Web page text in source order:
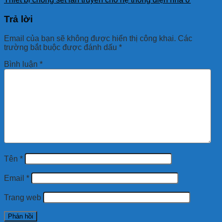
Trả lời
Email của bạn sẽ không được hiển thị công khai. Các
trường bắt buộc được đánh dấu *
Bình luận *
Tên *
Email *
Trang web